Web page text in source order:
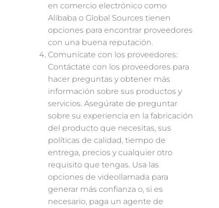
en comercio electrónico como
Alibaba o Global Sources tienen
opciones para encontrar proveedores
con una buena reputación.
Comunícate con los proveedores:
Contáctate con los proveedores para
hacer preguntas y obtener más
información sobre sus productos y
servicios. Asegúrate de preguntar
sobre su experiencia en la fabricación
del producto que necesitas, sus
políticas de calidad, tiempo de
entrega, precios y cualquier otro
requisito que tengas. Usa las
opciones de videollamada para
generar más confianza o, si es
necesario, paga un agente de